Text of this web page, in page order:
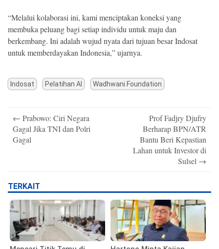
“Melalui kolaborasi ini, kami menciptakan koneksi yang
membuka peluang bagi setiap individu untuk maju dan
berkembang. Ini adalah wujud nyata dari tujuan besar Indosat
untuk memberdayakan Indonesia,” ujarnya.
Indosat Pelatihan AI Wadhwani Foundation
navigation
← Prabowo: Ciri Negara
Gagal Jika TNI dan Polri
Gagal
Prof Fadjry Djufry
Berharap BPN/ATR
Bantu Beri Kepastian
Lahan untuk Investor di
Sulsel →
TERKAIT